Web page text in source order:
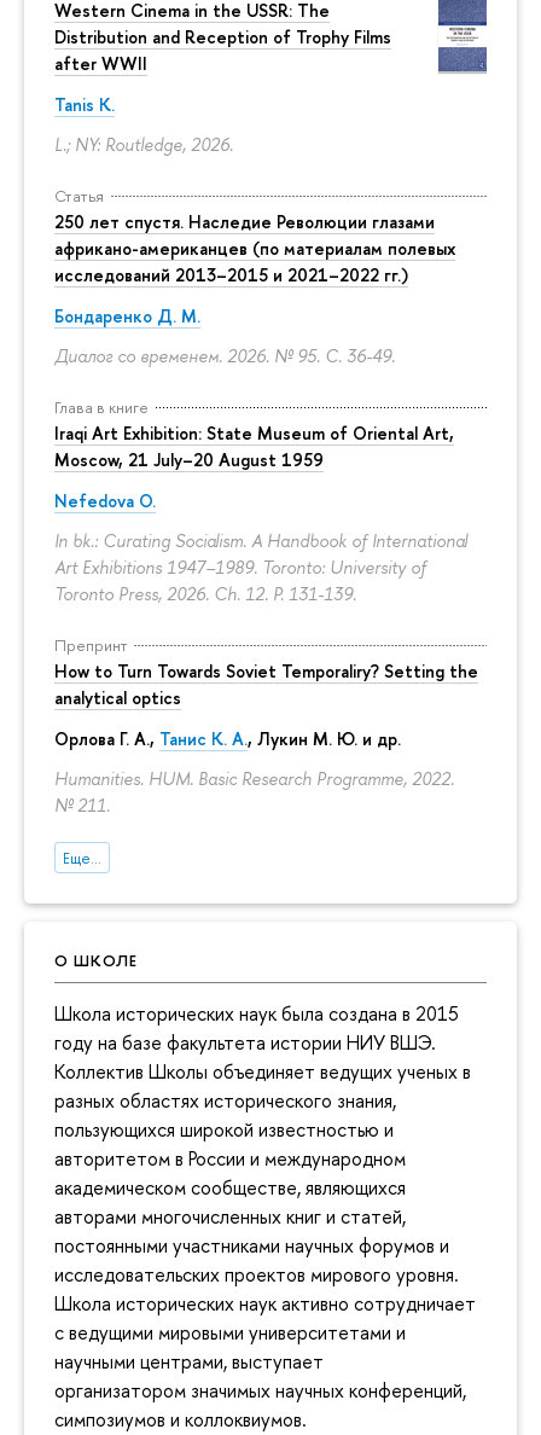
Western Cinema in the USSR: The
Distribution and Reception of Trophy Films
after WWII
Tanis K.
L.; NY: Routledge, 2026.
Статья
250 лет спустя. Наследие Революции глазами
африкано-американцев (по материалам полевых
исследований 2013–2015 и 2021–2022 гг.)
Бондаренко Д. М.
Диалог со временем. 2026. № 95. С. 36-49.
Глава в книге
Iraqi Art Exhibition: State Museum of Oriental Art,
Moscow, 21 July–20 August 1959
Nefedova O.
In bk.: Curating Socialism. A Handbook of International
Art Exhibitions 1947–1989. Toronto: University of
Toronto Press, 2026. Ch. 12. P. 131-139.
Препринт
How to Turn Towards Soviet Temporaliry? Setting the
analytical optics
Орлова Г. А., Танис К. А., Лукин М. Ю. и др.
Humanities. HUM. Basic Research Programme, 2022.
№ 211.
Еще...
О ШКОЛЕ
Школа исторических наук была создана в 2015
году на базе факультета истории НИУ ВШЭ.
Коллектив Школы объединяет ведущих ученых в
разных областях исторического знания,
пользующихся широкой известностью и
авторитетом в России и международном
академическом сообществе, являющихся
авторами многочисленных книг и статей,
постоянными участниками научных форумов и
исследовательских проектов мирового уровня.
Школа исторических наук активно сотрудничает
с ведущими мировыми университетами и
научными центрами, выступает
организатором значимых научных конференций,
симпозиумов и коллоквиумов.